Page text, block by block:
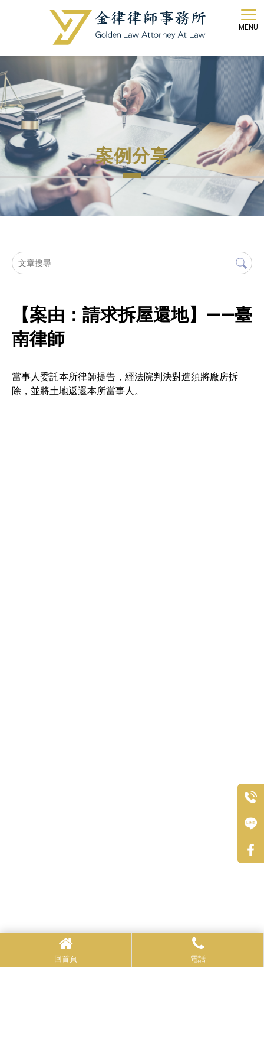
金
案例分享
【案由：請求拆屋還地】——臺
南律師
當事人委託本所律師提告，經法院判決對造須將廠房拆
除，並將土地返還本所當事人。
回首頁 電話